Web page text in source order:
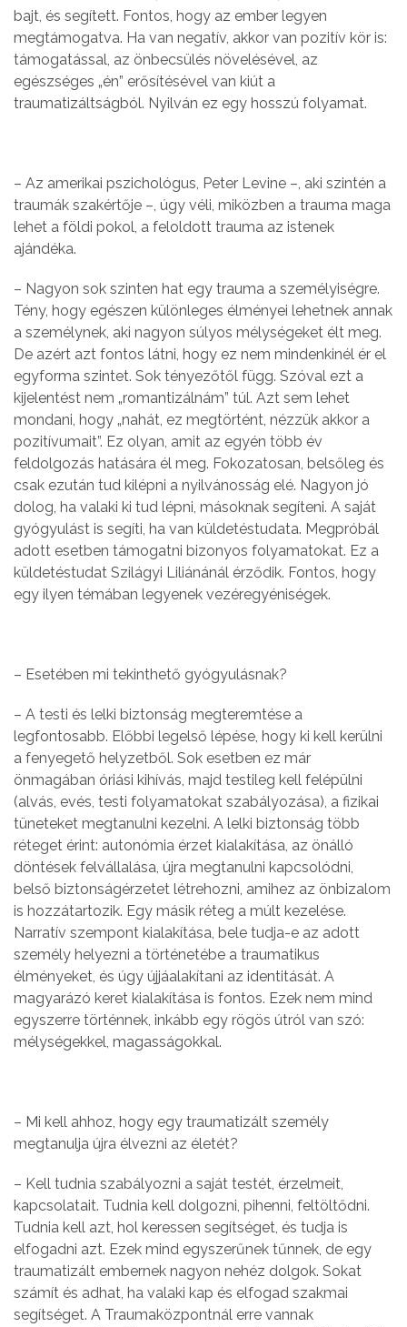
bajt, és segített. Fontos, hogy az ember legyen
megtámogatva. Ha van negatív, akkor van pozitív kör is:
támogatással, az önbecsülés növelésével, az
egészséges „én” erősítésével van kiút a
traumatizáltságból. Nyilván ez egy hosszú folyamat.
– Az amerikai pszichológus, Peter Levine –, aki szintén a
traumák szakértője –, úgy véli, miközben a trauma maga
lehet a földi pokol, a feloldott trauma az istenek
ajándéka.
– Nagyon sok szinten hat egy trauma a személyiségre.
Tény, hogy egészen különleges élményei lehetnek annak
a személynek, aki nagyon súlyos mélységeket élt meg.
De azért azt fontos látni, hogy ez nem mindenkinél ér el
egyforma szintet. Sok tényezőtől függ. Szóval ezt a
kijelentést nem „romantizálnám” túl. Azt sem lehet
mondani, hogy „nahát, ez megtörtént, nézzük akkor a
pozitívumait”. Ez olyan, amit az egyén több év
feldolgozás hatására él meg. Fokozatosan, belsőleg és
csak ezután tud kilépni a nyilvánosság elé. Nagyon jó
dolog, ha valaki ki tud lépni, másoknak segíteni. A saját
gyógyulást is segíti, ha van küldetéstudata. Megpróbál
adott esetben támogatni bizonyos folyamatokat. Ez a
küldetéstudat Szilágyi Liliánánál érződik. Fontos, hogy
egy ilyen témában legyenek vezéregyéniségek.
– Esetében mi tekinthető gyógyulásnak?
– A testi és lelki biztonság megteremtése a
legfontosabb. Előbbi legelső lépése, hogy ki kell kerülni
a fenyegető helyzetből. Sok esetben ez már
önmagában óriási kihívás, majd testileg kell felépülni
(alvás, evés, testi folyamatokat szabályozása), a fizikai
tüneteket megtanulni kezelni. A lelki biztonság több
réteget érint: autonómia érzet kialakítása, az önálló
döntések felvállalása, újra megtanulni kapcsolódni,
belső biztonságérzetet létrehozni, amihez az önbizalom
is hozzátartozik. Egy másik réteg a múlt kezelése.
Narratív szempont kialakítása, bele tudja-e az adott
személy helyezni a történetébe a traumatikus
élményeket, és úgy újjáalakítani az identitását. A
magyarázó keret kialakítása is fontos. Ezek nem mind
egyszerre történnek, inkább egy rögös útról van szó:
mélységekkel, magasságokkal.
– Mi kell ahhoz, hogy egy traumatizált személy
megtanulja újra élvezni az életét?
– Kell tudnia szabályozni a saját testét, érzelmeit,
kapcsolatait. Tudnia kell dolgozni, pihenni, feltöltődni.
Tudnia kell azt, hol keressen segítséget, és tudja is
elfogadni azt. Ezek mind egyszerűnek tűnnek, de egy
traumatizált embernek nagyon nehéz dolgok. Sokat
számít és adhat, ha valaki kap és elfogad szakmai
segítséget. A Traumaközpontnál erre vannak